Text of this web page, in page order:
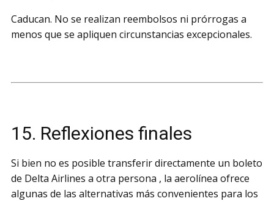
Caducan. No se realizan reembolsos ni prórrogas a
menos que se apliquen circunstancias excepcionales.
15. Reflexiones finales
Si bien no es posible transferir directamente un boleto
de Delta Airlines a otra persona , la aerolínea ofrece
algunas de las alternativas más convenientes para los